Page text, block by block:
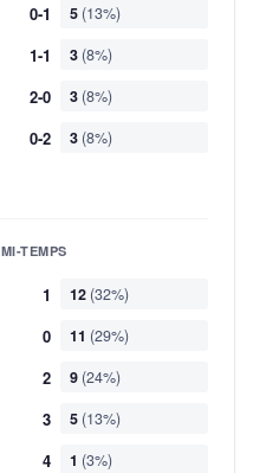
0-1 5 (13%)
1-1 3 (8%)
2-0 3 (8%)
0-2 3 (8%)
MI-TEMPS
1 12 (32%)
0 11 (29%)
2 9 (24%)
3 5 (13%)
4 1 (3%)